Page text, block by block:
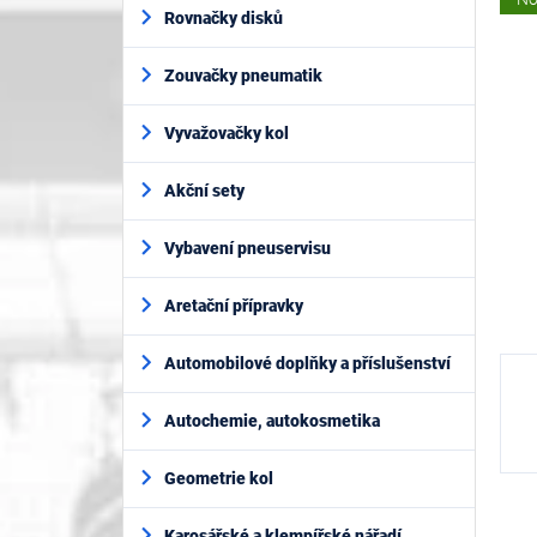
í
e
Rovnačky disků
Zouvačky pneumatik
Vyvažovačky kol
Akční sety
Vybavení pneuservisu
Aretační přípravky
Automobilové doplňky a příslušenství
Autochemie, autokosmetika
Geometrie kol
je